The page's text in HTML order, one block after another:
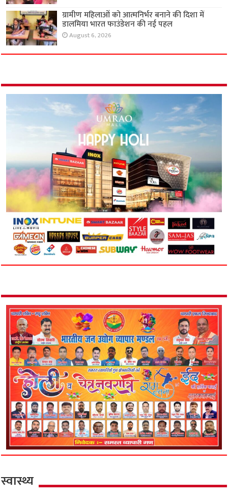
ग्रामीण महिलाओं को आत्मनिर्भर बनाने की दिशा में
डालमिया भारत फाउंडेशन की नई पहल
August 6, 2026
स्वास्थ्य